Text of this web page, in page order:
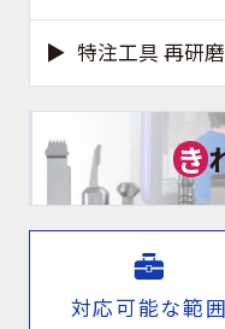
特注工具 再研
き
対応可能な範囲